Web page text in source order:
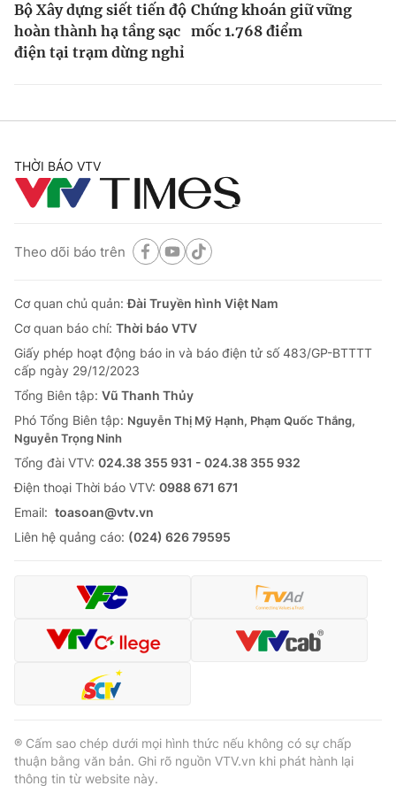
Bộ Xây dựng siết tiến độ
hoàn thành hạ tầng sạc
điện tại trạm dừng nghỉ
Chứng khoán giữ vững
mốc 1.768 điểm
THỜI BÁO VTV
Theo dõi báo trên
Cơ quan chủ quản:Đài Truyền hình Việt Nam
Cơ quan báo chí: Thời báo VTV
Giấy phép hoạt động báo in và báo điện tử số 483/GP-BTTTT
cấp ngày 29/12/2023
Tổng Biên tập: Vũ Thanh Thủy
Phó Tổng Biên tập: Nguyễn Thị Mỹ Hạnh, Phạm Quốc Thắng,
Nguyễn Trọng Ninh
Tổng đài VTV: 024.38 355 931 - 024.38 355 932
Ðiện thoại Thời báo VTV: 0988 671 671
Email: toasoan@vtv.vn
Liên hệ quảng cáo: (024) 626 79595
® Cấm sao chép dưới mọi hình thức nếu không có sự chấp
thuận bằng văn bản. Ghi rõ nguồn VTV.vn khi phát hành lại
thông tin từ website này.